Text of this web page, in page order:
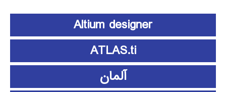
Altium designer
ATLAS.ti
آلمان